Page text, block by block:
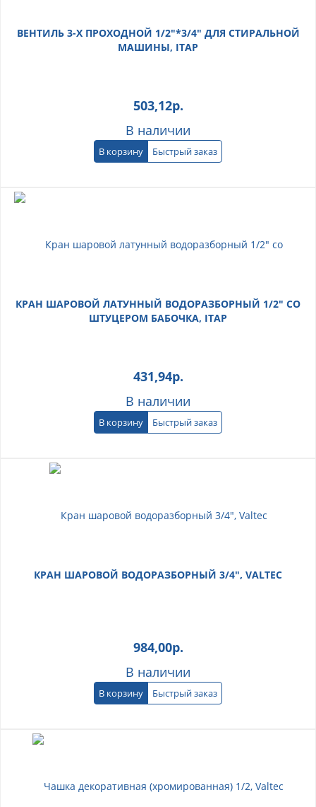
ВЕНТИЛЬ 3-Х ПРОХОДНОЙ 1/2"*3/4" ДЛЯ СТИРАЛЬНОЙ
МАШИНЫ, ITAP
503,12р.
В наличии
В корзину Быстрый заказ
КРАН ШАРОВОЙ ЛАТУННЫЙ ВОДОРАЗБОРНЫЙ 1/2" СО
ШТУЦЕРОМ БАБОЧКА, ITAP
431,94р.
В наличии
В корзину Быстрый заказ
КРАН ШАРОВОЙ ВОДОРАЗБОРНЫЙ 3/4", VALTEC
984,00р.
В наличии
В корзину Быстрый заказ